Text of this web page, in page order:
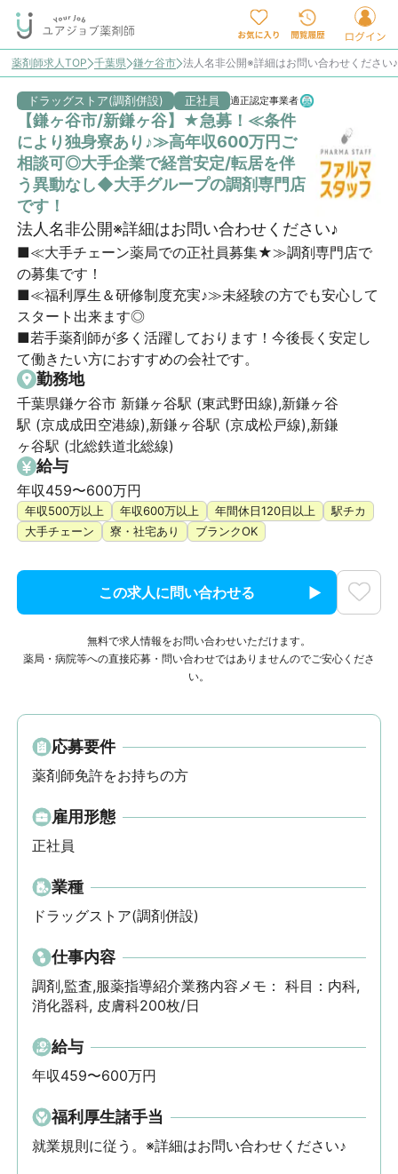
薬剤師求人TOP 千葉県 鎌ケ谷市 法人名非公開※詳細はお問い合わせください
ドラッグストア(調剤併設) 正社員 適正認定事業者
【鎌ヶ谷市/新鎌ヶ谷】★急募！≪条件
により独身寮あり♪≫高年収600万円ご
相談可◎大手企業で経営安定/転居を伴
う異動なし◆大手グループの調剤専門店
です！
法人名非公開※詳細はお問い合わせください♪
■≪大手チェーン薬局での正社員募集★≫調剤専門店で
の募集です！
■≪福利厚生＆研修制度充実♪≫未経験の方でも安心して
スタート出来ます◎
■若手薬剤師が多く活躍しております！今後長く安定し
て働きたい方におすすめの会社です。
勤務地
千葉県鎌ケ谷市 新鎌ヶ谷駅 (東武野田線),新鎌ヶ谷
駅 (京成成田空港線),新鎌ヶ谷駅 (京成松戸線),新鎌
ヶ谷駅 (北総鉄道北総線)
給与
年収459〜600万円
年収500万以上 年収600万以上 年間休日120日以上
駅チカ
大手チェーン
寮・社宅あり ブランクOK
この求人に問い合わせる
無料で求人情報をお問い合わせいただけます。
薬局・病院等への直接応募・問い合わせではありませんのでご安心くださ
い。
応募要件
薬剤師免許をお持ちの方
雇用形態
正社員
業種
ドラッグストア(調剤併設)
仕事内容
調剤,監査,服薬指導紹介業務内容メモ： 科目：内科,
消化器科, 皮膚科200枚/日
給与
年収459〜600万円
福利厚生諸手当
就業規則に従う。※詳細はお問い合わせください♪